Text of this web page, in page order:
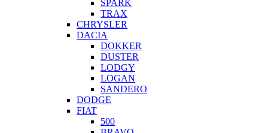
SPARK
TRAX
CHRYSLER
DACIA
DOKKER
DUSTER
LODGY
LOGAN
SANDERO
DODGE
FIAT
500